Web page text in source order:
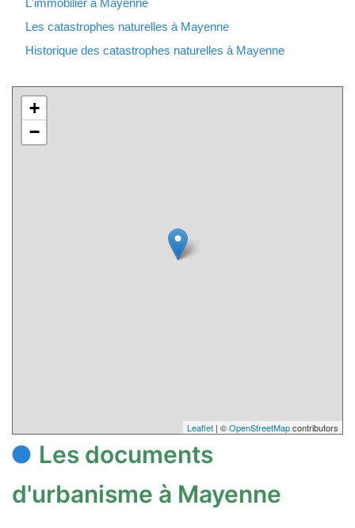
L'immobilier à Mayenne
Les catastrophes naturelles à Mayenne
Historique des catastrophes naturelles à Mayenne
+
−
Leaflet | ©OpenStreetMapcontributors
Les documents
d'urbanisme à Mayenne